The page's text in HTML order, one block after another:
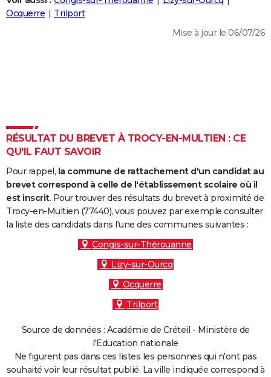
Destinations
City break
Voyage nature
Voyage de noces
Forum
Climat
+
PHOTO
Dictionnaire
Biographies
Citations
Expressions
Proverbes
PROGRAMME TV
S'inscrire
Se connecter
Lycées
Collèges
Primaires
Universités
Entreprises
Service militaire
Avis de recherche
AVIS DE DÉCÈS
FORUM
Ocquerre
Trilport
Mise à jour le 06/07/26
RÉSULTAT DU BREVET À TROCY-EN-MULTIEN : CE
QU'IL FAUT SAVOIR
Pour rappel, la commune de rattachement d'un candidat au
brevet correspond à celle de l'établissement scolaire où il
est inscrit. Pour trouver des résultats du brevet à proximité de
Trocy-en-Multien (77440), vous pouvez par exemple consulter
la liste des candidats dans l'une des communes suivantes :
Congis-sur-Thérouanne
Lizy-sur-Ourcq
Ocquerre
Trilport
Source de données : Académie de Créteil - Ministère de
l'Education nationale
Ne figurent pas dans ces listes les personnes qui n'ont pas
souhaité voir leur résultat publié. La ville indiquée correspond à